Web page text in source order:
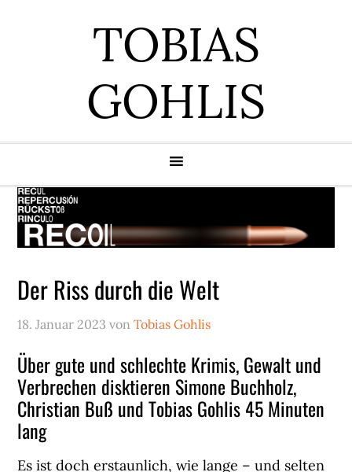
TOBIAS
GOHLIS
Der Riss durch die Welt
18. Januar 2023 vonTobias Gohlis
Über gute und schlechte Krimis, Gewalt und
Verbrechen disktieren Simone Buchholz,
Christian Buß und Tobias Gohlis 45 Minuten
lang
Es ist doch erstaunlich, wie lange – und selten